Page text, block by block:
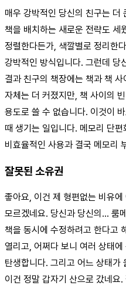
매우 강박적인 당신의 친구는 더
책을 배치하는 새로운 전략도 세
정렬한다든가, 색깔별로 정리한
강박적인 방식입니다. 그런데 당
결과 친구의 책장에는 책과 책
자체는 더 커졌지만, 책 사이의
용도로 쓸 수 없습니다. 이것이
때 생기는 일입니다. 메모리 단
비효율적인 사용과 결국 메모리
잘못된 소유권
좋아요, 이건 제 형편없는 비유
모르겠네요. 당신과 당신의… 룸
책을 동시에 수정하려고 한다고
열리고, 어쩌다 보니 여러 상태에
탄생합니다. 그리고 어느 상태가
이건 정말 갑자기 산으로 갔네요